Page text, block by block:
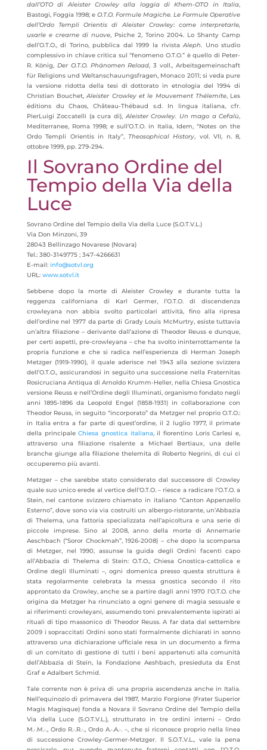
dall’OTO di Aleister Crowley alla loggia di Khem-OTO in Italia,
Bastogi, Foggia 1998; e O.T.O. Formule Magiche. Le Formule Operative
dell’Ordo Templi Orientis di Aleister Crowley: come interpretarle,
usarle e crearne di nuove, Psiche 2, Torino 2004. Lo Shanty Camp
dell’O.T.O., di Torino, pubblica dal 1999 la rivistaAleph. Uno studio
complessivo in chiave critica sul “fenomeno O.T.O.” è quello di Peter-
R. König, Der O.T.O. Phänomen Reload, 3 voll., Arbeitsgemeinschaft
für Religions und Weltanschauungsfragen, Monaco 2011; si veda pure
la versione ridotta della tesi di dottorato in etnologia del 1994 di
Christian Bouchet,Aleister Crowley et le Mouvement Thélemite, Les
éditions du Chaos, Château-Thébaud s.d. In lingua italiana, cfr.
PierLuigi Zoccatelli (a cura di),Aleister Crowley. Un mago a Cefalù,
Mediterranee, Roma 1998; e sull’O.T.O. in Italia, Idem, “Notes on the
Ordo Templi Orientis in Italy”,Theosophical History, vol. VII, n. 8,
ottobre 1999, pp. 279-294.
Il Sovrano Ordine del
Tempio della Via della
Luce
Sovrano Ordine del Tempio della Via della Luce (S.O.T.V.L.)
Via Don Minzoni, 39
28043 Bellinzago Novarese (Novara)
Tel.: 380-3149775 ; 347-4266631
E-mail: info@sotvl.org
URL: www.sotvl.it
Sebbene dopo la morte di Aleister Crowley e durante tutta la
reggenza californiana di Karl Germer, l’O.T.O. di discendenza
crowleyana non abbia svolto particolari attività, fino alla ripresa
dell’ordine nel 1977 da parte di Grady Louis McMurtry, esiste tuttavia
un’altra filiazione – derivante dall’azione di Theodor Reuss e dunque,
per certi aspetti, pre-crowleyana – che ha svolto ininterrottamente la
propria funzione e che si radica nell’esperienza di Herman Joseph
Metzger (1919-1990), il quale aderisce nel 1943 alla sezione svizzera
dell’O.T.O., assicurandosi in seguito una successione nella Fraternitas
Rosicruciana Antiqua di Arnoldo Krumm-Heller, nella Chiesa Gnostica
versione Reuss e nell’Ordine degli Illuminati, organismo fondato negli
anni 1895-1896 da Leopold Engel (1858-1931) in collaborazione con
Theodor Reuss, in seguito “incorporato” da Metzger nel proprio O.T.O.:
in Italia entra a far parte di quest’ordine, il 2 luglio 1977, il primate
della principaleChiesa gnostica italiana, il fiorentino Loris Carlesi e,
attraverso una filiazione risalente a Michael Bertiaux, una delle
branche giunge alla filiazione thelemita di Roberto Negrini, di cui ci
occuperemo più avanti.
Metzger – che sarebbe stato considerato dal successore di Crowley
quale suo unico erede al vertice dell’O.T.O. – riesce a radicare l’O.T.O. a
Stein, nel cantone svizzero chiamato in italiano “Canton Appenzello
Esterno”, dove sono via via costruiti un albergo-ristorante, un’Abbazia
di Thelema, una fattoria specializzata nell’apicoltura e una serie di
piccole imprese. Sino al 2008, anno della morte di Annemarie
Aeschbach (“Soror Chockmah”, 1926-2008) – che dopo la scomparsa
di Metzger, nel 1990, assunse la guida degli Ordini facenti capo
all’Abbazia di Thelema di Stein: O.T.O., Chiesa Gnostica-cattolica e
Ordine degli Illuminati –, ogni domenica presso questa struttura è
stata regolarmente celebrata la messa gnostica secondo il rito
approntato da Crowley, anche se a partire dagli anni 1970 l’O.T.O. che
origina da Metzger ha rinunciato a ogni genere di magia sessuale e
ai riferimenti crowleyani, assumendo toni prevalentemente ispirati ai
rituali di tipo massonico di Theodor Reuss. A far data dal settembre
2009 i sopraccitati Ordini sono stati formalmente dichiarati in sonno
attraverso una dichiarazione ufficiale resa in un documento a firma
di un comitato di gestione di tutti i beni appartenuti alla comunità
dell’Abbazia di Stein, la Fondazione Aeshbach, presieduta da Enst
Graf e Adalbert Schmid.
Tale corrente non è priva di una propria ascendenza anche in Italia.
Nell’equinozio di primavera del 1987, Marzio Forgione (Frater Superior
Magis Magisque) fonda a Novara il Sovrano Ordine del Tempio della
Via della Luce (S.O.T.V.L.), strutturato in tre ordini interni – Ordo
M.·.M.·., Ordo R.·.R.·., Ordo A.·.A.·. –, che si riconosce proprio nella linea
di successione Crowley-Germer-Metzger. Il S.O.T.V.L., vale la pena